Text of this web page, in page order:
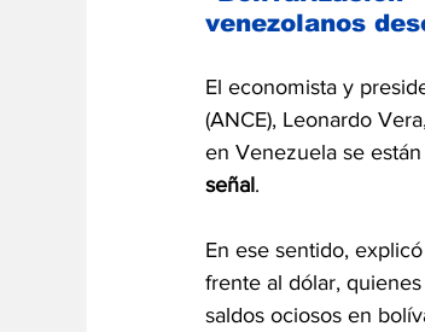
venezolanos
El economista y
(ANCE), Leonardo
en Venezuela se
señal.
En ese sentido,
frente al dólar,
saldos ociosos en